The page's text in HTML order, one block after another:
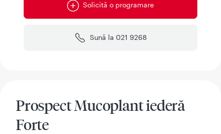
Solicită o programare
Sună la 021 9268
Prospect Mucoplant iederă
Forte